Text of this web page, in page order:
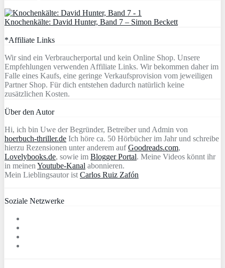
Knochenkälte: David Hunter, Band 7 – Simon Beckett
*Affiliate Links
Wir sind ein Verbraucherportal und kein Online Shop. Unsere
Empfehlungen verwenden Affiliate Links. Wir bekommen daher im
Falle eines Kaufs, eine geringe Verkaufsprovision vom jeweiligen
Partner Shop. Für dich entstehen dadurch natürlich keine
zusätzlichen Kosten.
Über den Autor
Hi, ich bin Uwe der Begründer, Betreiber und Admin von
hoerbuch-thriller.de Ich höre ca. 50 Hörbücher im Jahr und schreibe
hierzu Rezensionen unter anderem aufGoodreads.com,
Lovelybooks.de, sowie im Blogger Portal. Meine Videos könnt ihr
in meinen Youtube-Kanal abonnieren.
Mein Lieblingsautor ist Carlos Ruiz Zafón
Soziale Netzwerke